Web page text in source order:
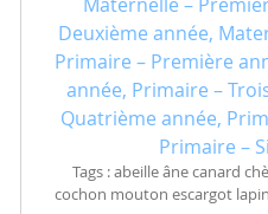
Deuxième année,
Primaire – Première
année, Primaire –
Quatrième année,
Primaire –
Tags : abeille âne canard
cochon mouton escargot